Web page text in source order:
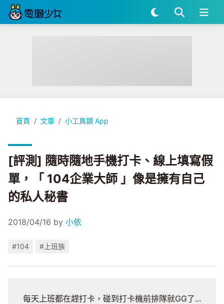
首頁 文章 小工具類 App
[評測] 隨時隨地手機打卡、線上填寫假單，「 104企業大師 」
[評測] 隨時隨地手機打卡、線上填寫假
單，「 104企業大師 」像是擁有自己
的私人秘書
2018/04/16 by 小依
#104 #上班族
每天上班都在趕打卡，碰到打卡機前排隊就GG了...